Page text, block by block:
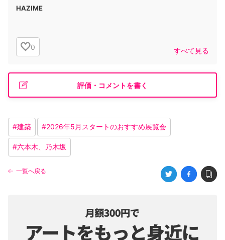
HAZIME
0 すべて見る
評価・コメントを書く
#建築 #2026年5月スタートのおすすめ展覧会
#六本木、乃木坂
一覧へ戻る